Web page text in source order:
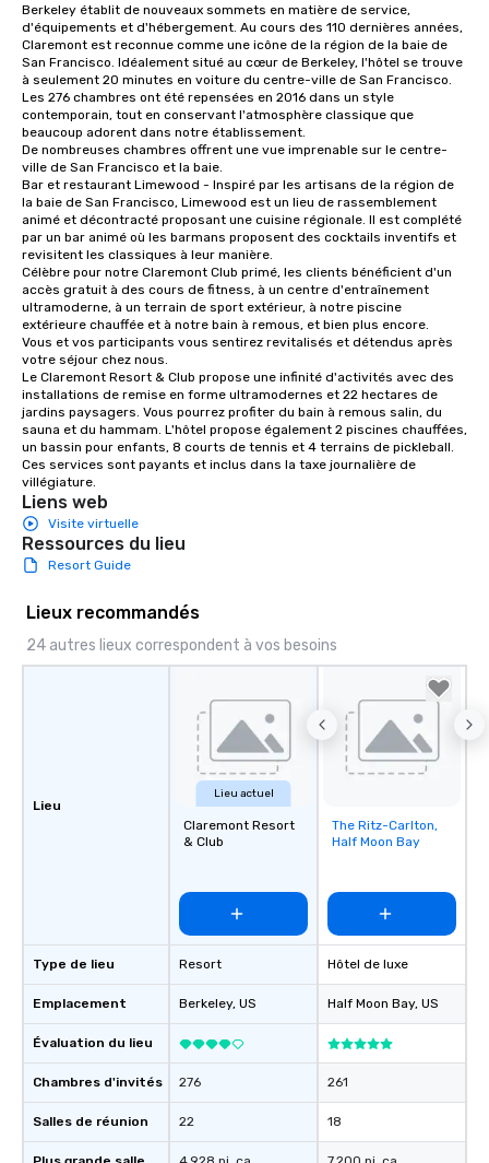
planning seamless.
Berkeley établit de nouveaux sommets en matière de service,
d'équipements et d'hébergement. Au cours des 110 dernières années,
Claremont est reconnue comme une icône de la région de la baie de
San Francisco. Idéalement situé au cœur de Berkeley, l'hôtel se trouve
à seulement 20 minutes en voiture du centre-ville de San Francisco.
Les 276 chambres ont été repensées en 2016 dans un style
contemporain, tout en conservant l'atmosphère classique que
beaucoup adorent dans notre établissement.
De nombreuses chambres offrent une vue imprenable sur le centre-
ville de San Francisco et la baie.
Bar et restaurant Limewood - Inspiré par les artisans de la région de
la baie de San Francisco, Limewood est un lieu de rassemblement
animé et décontracté proposant une cuisine régionale. Il est complété
par un bar animé où les barmans proposent des cocktails inventifs et
revisitent les classiques à leur manière.
Célèbre pour notre Claremont Club primé, les clients bénéficient d'un
accès gratuit à des cours de fitness, à un centre d'entraînement
ultramoderne, à un terrain de sport extérieur, à notre piscine
extérieure chauffée et à notre bain à remous, et bien plus encore.
Vous et vos participants vous sentirez revitalisés et détendus après
votre séjour chez nous.
Le Claremont Resort & Club propose une infinité d'activités avec des
installations de remise en forme ultramodernes et 22 hectares de
jardins paysagers. Vous pourrez profiter du bain à remous salin, du
sauna et du hammam. L'hôtel propose également 2 piscines chauffées,
un bassin pour enfants, 8 courts de tennis et 4 terrains de pickleball.
Ces services sont payants et inclus dans la taxe journalière de
villégiature.
Liens web
Visite virtuelle
Ressources du lieu
Resort Guide
Lieux recommandés
24 autres lieux correspondent à vos besoins
Lieu
Type de lieu
Emplacement
Évaluation du lieu
Chambres d'invités
Salles de réunion
Lieu actuel
Claremont Resort
& Club
Resort
Berkeley, US
276
22
Removed from
favorites
The Ritz-Carlton,
Half Moon Bay
Hôtel de luxe
Half Moon Bay, US
261
18